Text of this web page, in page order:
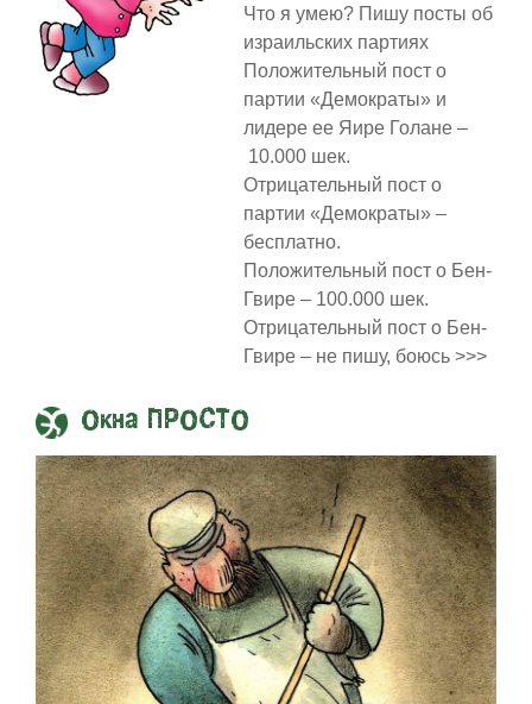
Что я умею? Пишу посты об
израильских партиях
Положительный пост о
партии «Демократы» и
лидере ее Яире Голане –
10.000 шек.
Отрицательный пост о
партии «Демократы» –
бесплатно.
Положительный пост о Бен-
Гвире – 100.000 шек.
Отрицательный пост о Бен-
Гвире – не пишу, боюсь >>>
Окна ПРОСТО